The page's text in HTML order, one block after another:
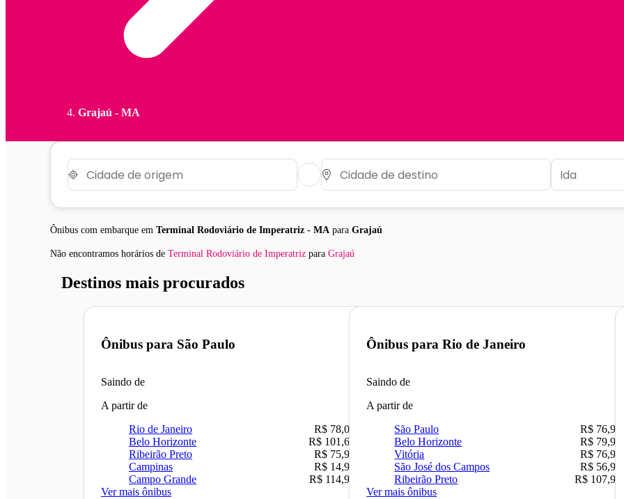
Grajaú - MA
Ônibus com embarque em Terminal Rodoviário de Imperatriz - MA para Grajaú
Não encontramos horários de Terminal Rodoviário de Imperatriz para Grajaú
Destinos mais procurados
Ônibus para São Paulo
Saindo de
A partir de
Rio de Janeiro
R$ 78,02
Belo Horizonte
R$ 101,67
Ribeirão Preto
R$ 75,90
Campinas
R$ 14,90
Campo Grande
R$ 114,90
Ver mais ônibus
Ônibus paraRio de Janeiro
Saindo de
A partir de
São Paulo
R$ 76,90
Belo Horizonte
R$ 79,90
Vitória
R$ 76,90
São José dos Campos
R$ 56,90
Ribeirão Preto
R$ 107,90
Ver mais ônibus